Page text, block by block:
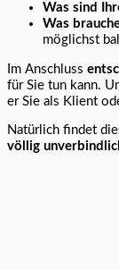
Was sind
Was
möglichst
Im Anschluss
für Sie tun kann.
er Sie als Klient
Natürlich findet
völlig